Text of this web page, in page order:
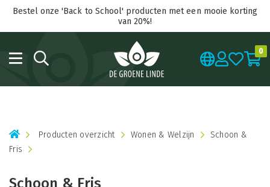
Bestel onze 'Back to School' producten met een mooie korting
van 20%!
0
Producten overzicht Wonen & Welzijn
Schoon &
Fris
Schoon & Fris